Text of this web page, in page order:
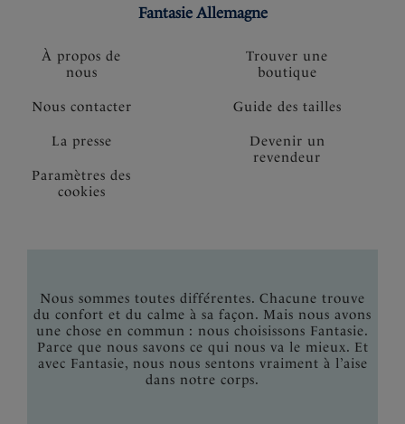
À propos de
nous
Nous contacter
La presse
Paramètres des
cookies
Fantasie Allemagne
Trouver une
boutique
Guide des tailles
Devenir un
revendeur
Nous sommes toutes différentes. Chacune trouve
du confort et du calme à sa façon. Mais nous avons
une chose en commun : nous choisissons Fantasie.
Parce que nous savons ce qui nous va le mieux. Et
avec Fantasie, nous nous sentons vraiment à l’aise
dans notre corps.